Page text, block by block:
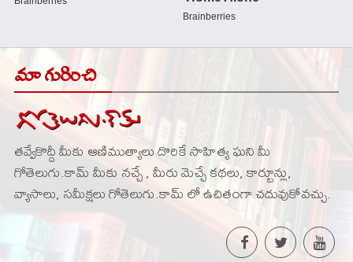
మా గురించి
తవ్వేకొద్దీ మీకు ఆణిముత్యాలు దొరికే సాహిత్య ఘని మీ
గోతెలుగు.కామ్ మీకు నచ్చే , మీరు మెచ్చే కథలు, కార్టూన్లు,
వ్యాసాలు, సమీక్షలు గోతెలుగు.కామ్ లో ఉచితంగా చదువుకోవచ్చు.